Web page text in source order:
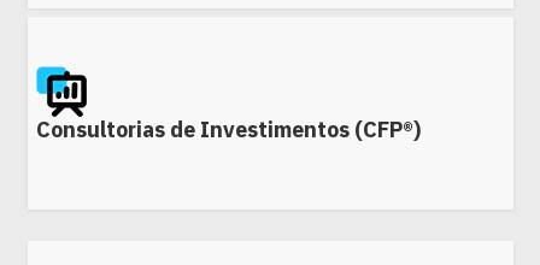
Consultorias de Investimentos (CFP®)